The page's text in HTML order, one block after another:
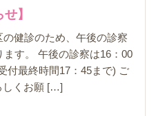
】
健診のため、午後の診察
す。 午後の診察は16：00
付最終時間17：45まで) ご
しくお願 […]